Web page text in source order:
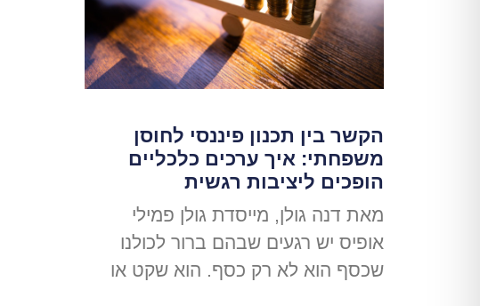
הקשר בין תכנון פיננסי לחוסן
משפחתי: איך ערכים כלכליים
הופכים ליציבות רגשית
מאת דנה גולן, מייסדת גולן פמילי
אופיס יש רגעים שבהם ברור לכולנו
שכסף הוא לא רק כסף. הוא שקט או